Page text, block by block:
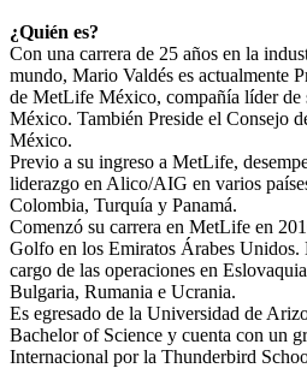
¿Quién es?
Con una carrera de 25 años en la
mundo, Mario Valdés es actualmente
de MetLife México, compañía líder de
México. También Preside el Consejo
México.
Previo a su ingreso a MetLife,
liderazgo en Alico/AIG en varios
Colombia, Turquía y Panamá.
Comenzó su carrera en MetLife en
Golfo en los Emiratos Árabes Unidos.
cargo de las operaciones en
Bulgaria, Rumania e Ucrania.
Es egresado de la Universidad de
Bachelor of Science y cuenta con un
Internacional por la Thunderbird